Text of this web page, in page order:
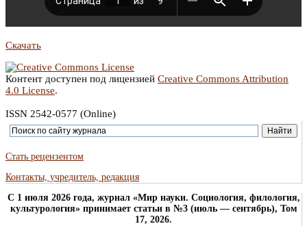
Скачать
Контент доступен под лицензией Creative Commons Attribution
4.0 License.
ISSN 2542-0577 (Online)
Стать рецензентом
Контакты, учредитель, редакция
C 1 июля 2026 года, журнал «Мир науки. Социология, филология,
культурология» принимает статьи в №3 (июль — сентябрь), Том
17, 2026.